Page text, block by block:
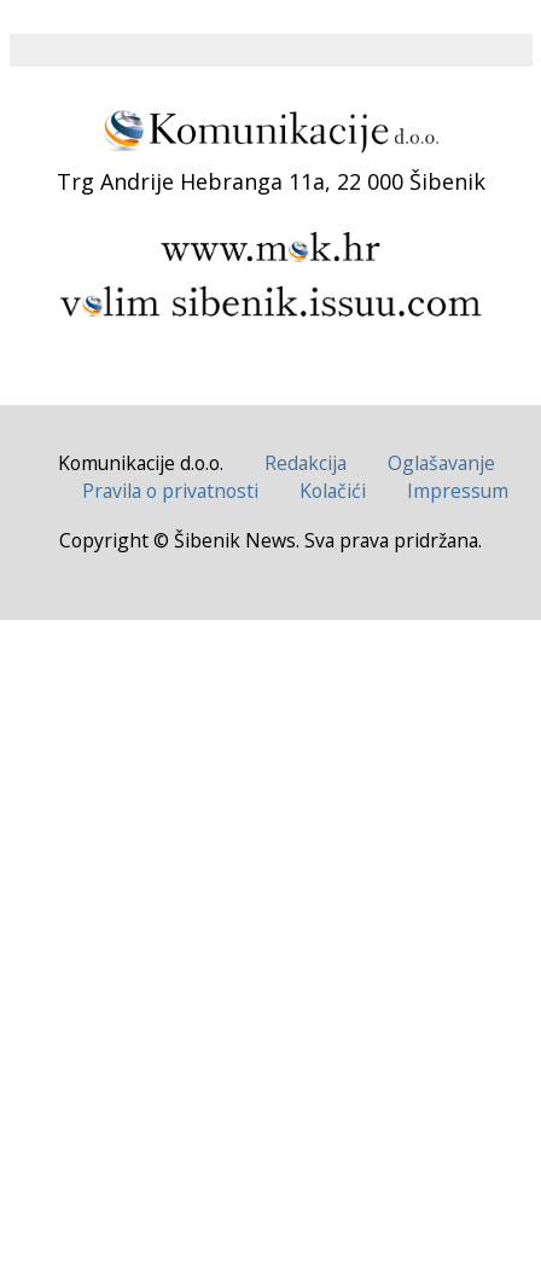
Trg Andrije Hebranga 11a, 22 000 Šibenik
Komunikacije d.o.o. Redakcija
Oglašavanje
Pravila o privatnosti
Kolačići
Impressum
Copyright © Šibenik News. Sva prava pridržana.